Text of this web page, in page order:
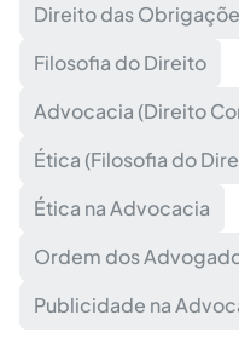
Direito das
Filosofia do Direito
Advocacia (Direito
Ética (Filosofia do
Ética na Advocacia
Ordem dos
Publicidade na